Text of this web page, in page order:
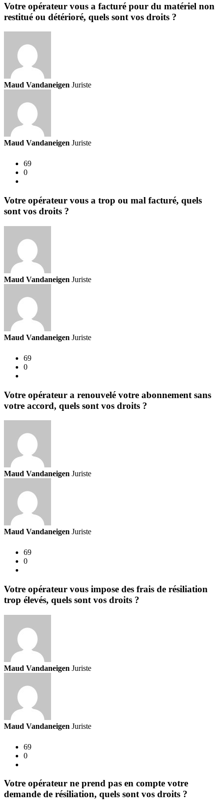
Votre opérateur vous a facturé pour du matériel non
restitué ou détérioré, quels sont vos droits ?
Maud Vandaneigen Juriste
Maud Vandaneigen Juriste
69
0
Votre opérateur vous a trop ou mal facturé, quels
sont vos droits ?
Maud Vandaneigen Juriste
Maud Vandaneigen Juriste
69
0
Votre opérateur a renouvelé votre abonnement sans
votre accord, quels sont vos droits ?
Maud Vandaneigen Juriste
Maud Vandaneigen Juriste
69
0
Votre opérateur vous impose des frais de résiliation
trop élevés, quels sont vos droits ?
Maud Vandaneigen Juriste
Maud Vandaneigen Juriste
69
0
Votre opérateur ne prend pas en compte votre
demande de résiliation, quels sont vos droits ?